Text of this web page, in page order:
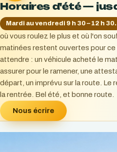
Horaires d'été —
Mardi au vendredi 9 h 30 – 12 h 30.
où vous roulez le plus et où l'on
matinées restent ouvertes pour ce
attendre : un véhicule acheté le
assurer pour le ramener, une
départ, un imprévu sur la route. Le
la rentrée. Bel été, et bonne route.
Nous écrire